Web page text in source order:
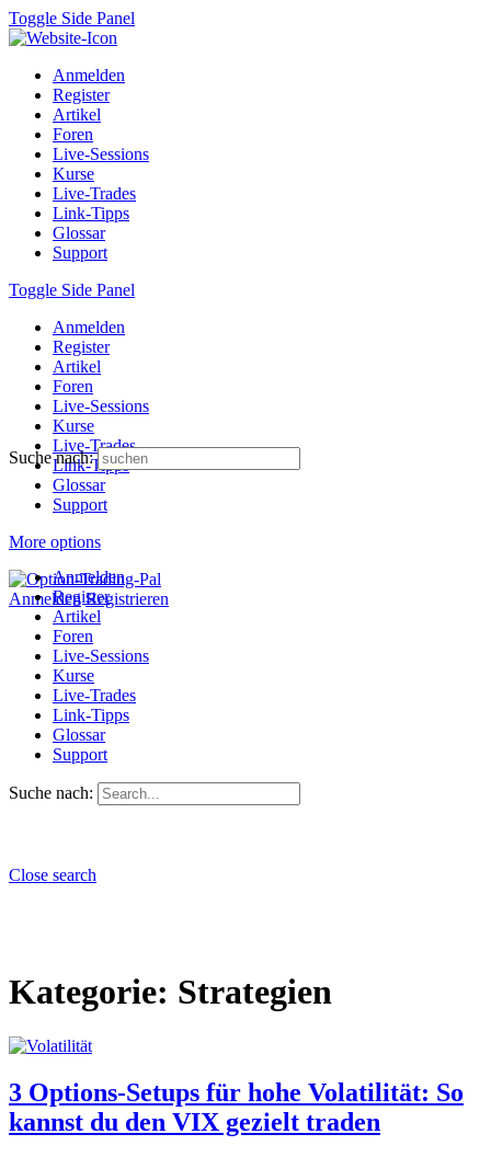
Toggle Side Panel
Anmelden
Register
Artikel
Foren
Live-Sessions
Kurse
Live-Trades
Link-Tipps
Glossar
Support
Toggle Side Panel
Anmelden
Register
Artikel
Foren
Live-Sessions
Kurse
Live-Trades
Link-Tipps
Glossar
Support
More options
Anmelden Registrieren
Suche nach:
Anmelden
Register
Artikel
Foren
Live-Sessions
Kurse
Live-Trades
Link-Tipps
Glossar
Support
Suche nach:
Close search
Kategorie: Strategien
3 Options-Setups für hohe Volatilität: So
kannst du den VIX gezielt traden